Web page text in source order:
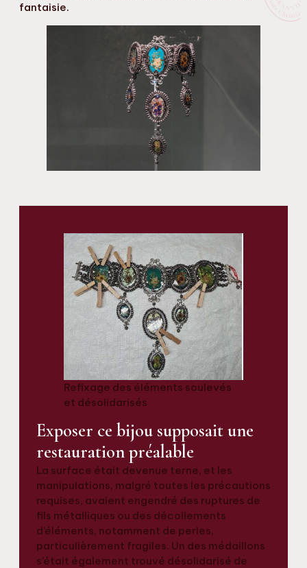
fantaisie.
Refixage des éléments soulevés
et désolidarisés
Exposer ce bijou supposait une
restauration préalable
La surface était devenue terne, et les
manipulations, malgré toutes les précautions
requises, avaient engendré des ruptures de
fils métalliques ou des décollements
d’éléments, notamment de perles,
particulièrement fragiles. Un des médaillons
s’était également trouvé désolidarisé de